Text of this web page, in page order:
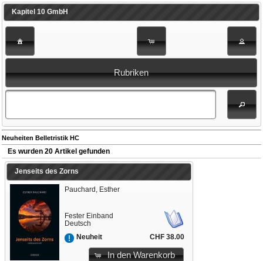
Kapitel 10 GmbH
Rubriken
Neuheiten Belletristik HC
Es wurden 20 Artikel gefunden
Jenseits des Zorns
Pauchard, Esther
Fester Einband
Deutsch
Neuheit
CHF 38.00
In den Warenkorb